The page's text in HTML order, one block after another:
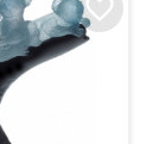
favorite_border